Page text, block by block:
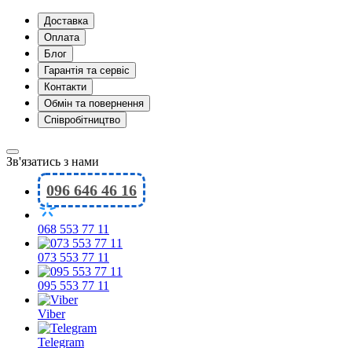
Доставка
Оплата
Блог
Гарантія та сервіс
Контакти
Обмін та повернення
Співробітництво
Зв'язатись з нами
096 646 46 16
068 553 77 11
073 553 77 11
095 553 77 11
Viber
Telegram